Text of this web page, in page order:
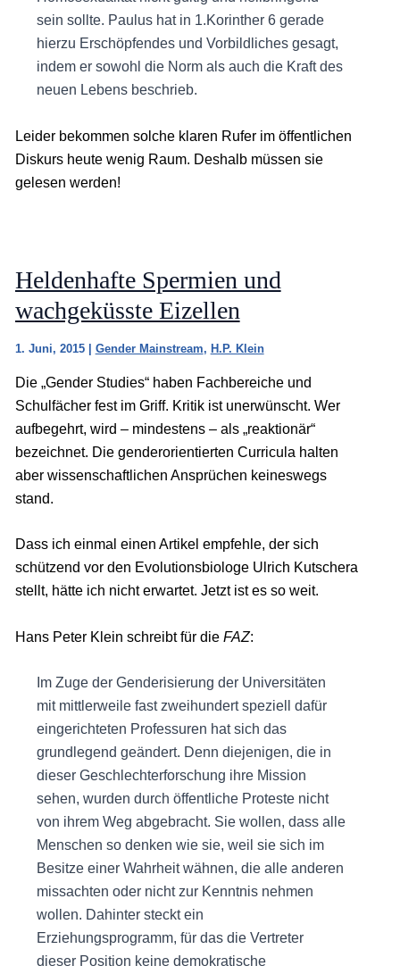
sein sollte. Paulus hat in 1.Korinther 6 gerade
hierzu Erschöpfendes und Vorbildliches gesagt,
indem er sowohl die Norm als auch die Kraft des
neuen Lebens beschrieb.
Leider bekommen solche klaren Rufer im öffentlichen
Diskurs heute wenig Raum. Deshalb müssen sie
gelesen werden!
Heldenhafte Spermien und
wachgeküsste Eizellen
1. Juni, 2015 | Gender Mainstream, H.P. Klein
Die „Gender Studies“ haben Fachbereiche und
Schulfächer fest im Griff. Kritik ist unerwünscht. Wer
aufbegehrt, wird – mindestens – als „reaktionär“
bezeichnet. Die genderorientierten Curricula halten
aber wissenschaftlichen Ansprüchen keineswegs
stand.
Dass ich einmal einen Artikel empfehle, der sich
schützend vor den Evolutionsbiologe Ulrich Kutschera
stellt, hätte ich nicht erwartet. Jetzt ist es so weit.
Hans Peter Klein schreibt für die FAZ:
Im Zuge der Genderisierung der Universitäten
mit mittlerweile fast zweihundert speziell dafür
eingerichteten Professuren hat sich das
grundlegend geändert. Denn diejenigen, die in
dieser Geschlechterforschung ihre Mission
sehen, wurden durch öffentliche Proteste nicht
von ihrem Weg abgebracht. Sie wollen, dass alle
Menschen so denken wie sie, weil sie sich im
Besitze einer Wahrheit wähnen, die alle anderen
missachten oder nicht zur Kenntnis nehmen
wollen. Dahinter steckt ein
Erziehungsprogramm, für das die Vertreter
dieser Position keine demokratische